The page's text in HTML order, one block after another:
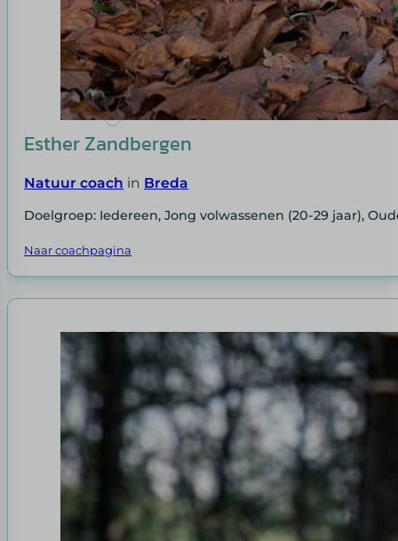
Esther Zandbergen
Natuur coach in Breda
Doelgroep: Iedereen, Jong volwassenen (20-29 jaar),
Naar coachpagina